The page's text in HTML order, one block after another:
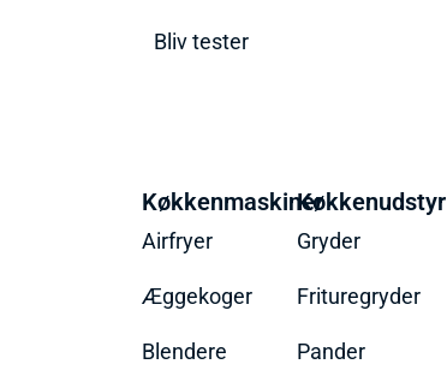
Bliv tester
Køkkenmaskiner
Airfryer
Æggekoger
Blendere
Køkkenudstyr
Gryder
Frituregryder
Pander